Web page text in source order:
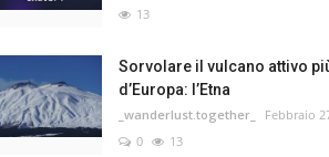
13
Sorvolare il vulcano attivo
d’Europa: l’Etna
_wanderlust.together_
Febbraio
0
13